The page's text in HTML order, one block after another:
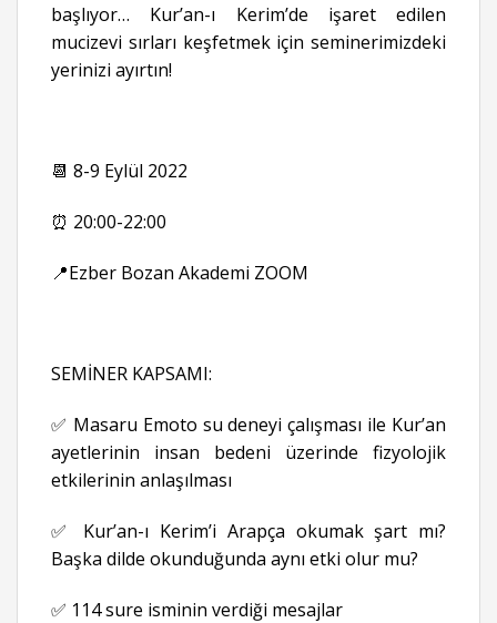
başlıyor… Kur’an-ı Kerim’de işaret edilen
mucizevi sırları keşfetmek için seminerimizdeki
yerinizi ayırtın!
📆 8-9 Eylül 2022
⏰ 20:00-22:00
📍Ezber Bozan Akademi ZOOM
SEMİNER KAPSAMI:
✅ Masaru Emoto su deneyi çalışması ile Kur’an
ayetlerinin insan bedeni üzerinde fizyolojik
etkilerinin anlaşılması
✅ Kur’an-ı Kerim’i Arapça okumak şart mı?
Başka dilde okunduğunda aynı etki olur mu?
✅ 114 sure isminin verdiği mesajlar